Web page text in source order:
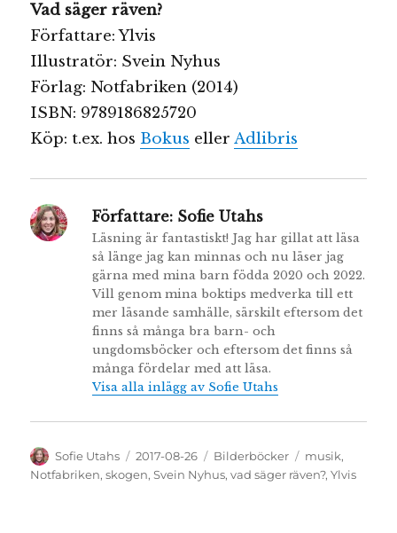
Vad säger räven?
Författare: Ylvis
Illustratör: Svein Nyhus
Förlag: Notfabriken (2014)
ISBN: 9789186825720
Köp: t.ex. hos Bokus ellerAdlibris
Författare: Sofie Utahs
Läsning är fantastiskt! Jag har gillat att läsa
så länge jag kan minnas och nu läser jag
gärna med mina barn födda 2020 och 2022.
Vill genom mina boktips medverka till ett
mer läsande samhälle, särskilt eftersom det
finns så många bra barn- och
ungdomsböcker och eftersom det finns så
många fördelar med att läsa.
Visa alla inlägg av Sofie Utahs
Författare
Sofie Utahs
Publicerat
den
2017-08-26 Kategorier
Bilderböcker Etiketter
musik,
Notfabriken,skogen,Svein Nyhus,vad säger räven?,Ylvis